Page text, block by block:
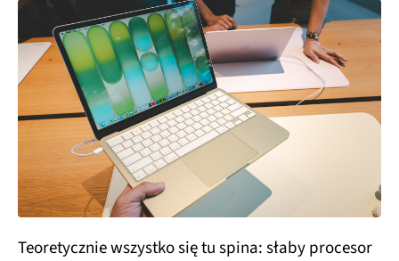
Teoretycznie wszystko się tu spina: słaby procesor